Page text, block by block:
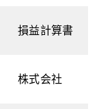
損益計算書
株式会社